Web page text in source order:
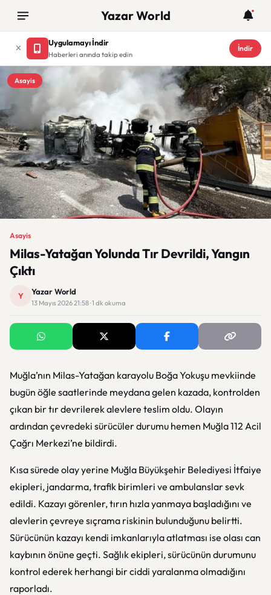
Yazar World
Uygulamayı İndir
Haberleri anında takip edin
İndir
Asayis
Asayis
Milas-Yatağan Yolunda Tır Devrildi, Yangın
Çıktı
Y Yazar World
13 Mayıs 2026 21:58 · 1 dk okuma
Muğla’nın Milas-Yatağan karayolu Boğa Yokuşu mevkiinde
bugün öğle saatlerinde meydana gelen kazada, kontrolden
çıkan bir tır devrilerek alevlere teslim oldu. Olayın
ardından çevredeki sürücüler durumu hemen Muğla 112 Acil
Çağrı Merkezi’ne bildirdi.
Kısa sürede olay yerine Muğla Büyükşehir Belediyesi İtfaiye
ekipleri, jandarma, trafik birimleri ve ambulanslar sevk
edildi. Kazayı görenler, tırın hızla yanmaya başladığını ve
alevlerin çevreye sıçrama riskinin bulunduğunu belirtti.
Sürücünün kazayı kendi imkanlarıyla atlatması ise olası can
kaybının önüne geçti. Sağlık ekipleri, sürücünün durumunu
kontrol ederek herhangi bir ciddi yaralanma olmadığını
raporladı.